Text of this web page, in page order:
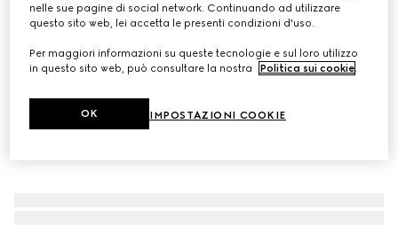
nelle sue pagine di social network. Continuando ad utilizzare
questo sito web, lei accetta le presenti condizioni d'uso.
Per maggiori informazioni su queste tecnologie e sul loro utilizzo
in questo sito web, può consultare la nostra
Politica sui cookie
IMPOSTAZIONI COOKIE
OK